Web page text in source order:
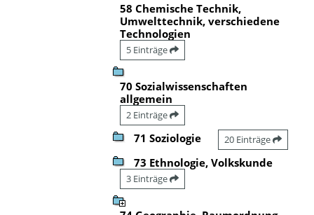
58 Chemische Technik,
Umwelttechnik, verschiedene
Technologien
5 Einträge
70 Sozialwissenschaften
allgemein
2 Einträge
71 Soziologie 20 Einträge
73 Ethnologie, Volkskunde
3 Einträge